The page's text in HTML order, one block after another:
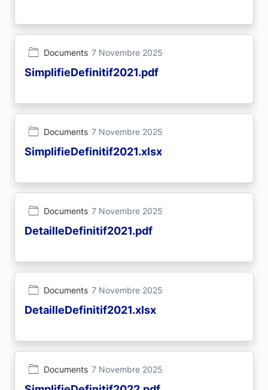
Documents 7 Novembre 2025
SimplifieDefinitif2021.pdf
Documents 7 Novembre 2025
SimplifieDefinitif2021.xlsx
Documents 7 Novembre 2025
DetailleDefinitif2021.pdf
Documents 7 Novembre 2025
DetailleDefinitif2021.xlsx
Documents 7 Novembre 2025